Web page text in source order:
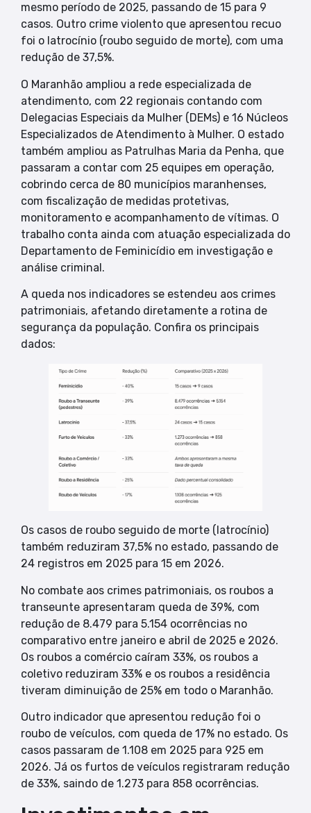
mesmo período de 2025, passando de 15 para 9
casos. Outro crime violento que apresentou recuo
foi o latrocínio (roubo seguido de morte), com uma
redução de 37,5%.
O Maranhão ampliou a rede especializada de
atendimento, com 22 regionais contando com
Delegacias Especiais da Mulher (DEMs) e 16 Núcleos
Especializados de Atendimento à Mulher. O estado
também ampliou as Patrulhas Maria da Penha, que
passaram a contar com 25 equipes em operação,
cobrindo cerca de 80 municípios maranhenses,
com fiscalização de medidas protetivas,
monitoramento e acompanhamento de vítimas. O
trabalho conta ainda com atuação especializada do
Departamento de Feminicídio em investigação e
análise criminal.
A queda nos indicadores se estendeu aos crimes
patrimoniais, afetando diretamente a rotina de
segurança da população. Confira os principais
dados:
Os casos de roubo seguido de morte (latrocínio)
também reduziram 37,5% no estado, passando de
24 registros em 2025 para 15 em 2026.
No combate aos crimes patrimoniais, os roubos a
transeunte apresentaram queda de 39%, com
redução de 8.479 para 5.154 ocorrências no
comparativo entre janeiro e abril de 2025 e 2026.
Os roubos a comércio caíram 33%, os roubos a
coletivo reduziram 33% e os roubos a residência
tiveram diminuição de 25% em todo o Maranhão.
Outro indicador que apresentou redução foi o
roubo de veículos, com queda de 17% no estado. Os
casos passaram de 1.108 em 2025 para 925 em
2026. Já os furtos de veículos registraram redução
de 33%, saindo de 1.273 para 858 ocorrências.